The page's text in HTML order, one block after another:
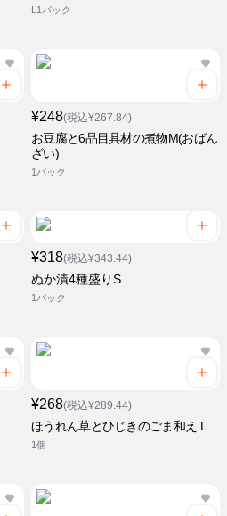
L1パック
¥248(税込¥267.84)
お豆腐と6品目具材の煮物M(おばん
ざい)
1パック
¥318(税込¥343.44)
ぬか漬4種盛りS
1パック
¥268(税込¥289.44)
ほうれん草とひじきのごま和え L
1個